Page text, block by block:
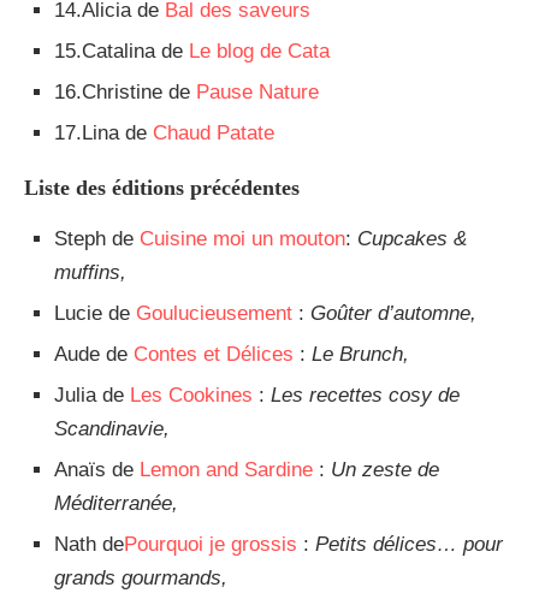
14.Alicia de Bal des saveurs
15.Catalina de Le blog de Cata
16.Christine de Pause Nature
17.Lina de Chaud Patate
Liste des éditions précédentes
Steph de Cuisine moi un mouton: Cupcakes &
muffins,
Lucie de Goulucieusement : Goûter d’automne,
Aude de Contes et Délices : Le Brunch,
Julia de Les Cookines : Les recettes cosy de
Scandinavie,
Anaïs de Lemon and Sardine : Un zeste de
Méditerranée,
Nath dePourquoi je grossis : Petits délices… pour
grands gourmands,